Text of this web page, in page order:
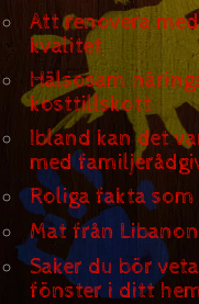
Att renovera
kvalitet
Hälsosam
kosttillskott
Ibland kan det
med
Roliga fakta
Mat från Libanon
Saker du bör
fönster i ditt